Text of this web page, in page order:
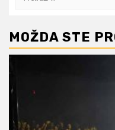
MOŽDA STE